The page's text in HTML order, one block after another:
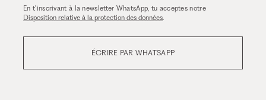
En t'inscrivant à la newsletter WhatsApp, tu acceptes notre
Disposition relative à la protection des données.
ÉCRIRE PAR WHATSAPP